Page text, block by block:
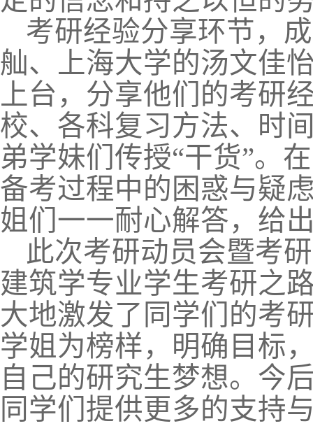
考研经验分享环节，
舢、上海大学的汤文佳
上台，分享他们的考研
校、各科复习方法、时
弟学妹们传授“干货”。
备考过程中的困惑与疑
姐们一一耐心解答，给
此次考研动员会暨考
建筑学专业学生考研之
大地激发了同学们的考
学姐为榜样，明确目标
自己的研究生梦想。今
同学们提供更多的支持